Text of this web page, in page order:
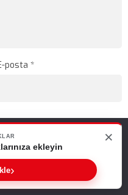
posta*
sunabilmemiz için çerezleri
ederseniz, bunu kabul
ekleyin
›
×